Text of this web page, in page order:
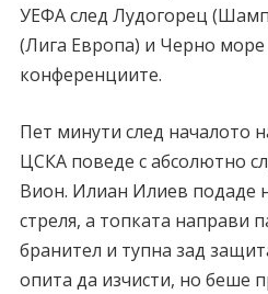
УЕФА след Лудогорец
(Лига Европа) и Черно море
конференциите.
Пет минути след началото
ЦСКА поведе с абсолютно
Вион. Илиан Илиев подаде
стреля, а топката направи
бранител и тупна зад
опита да изчисти, но беше